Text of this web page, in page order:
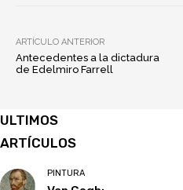
ARTÍCULO ANTERIOR
Antecedentes a la dictadura
de Edelmiro Farrell
ULTIMOS
ARTÍCULOS
PINTURA